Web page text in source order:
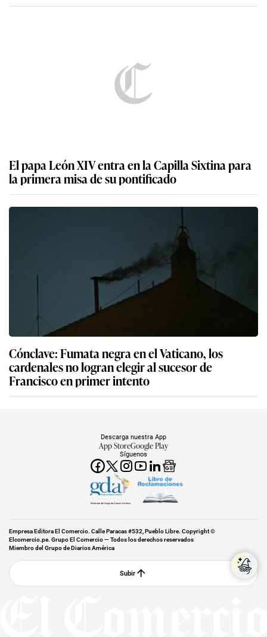
El papa León XIV entra en la Capilla Sixtina para
la primera misa de su pontificado
Cónclave: Fumata negra en el Vaticano, los
cardenales no logran elegir al sucesor de
Francisco en primer intento
Síguenos
Descarga nuestra App
App StoreGoogle Play
Miembro del Grupo de Diarios América
Empresa Editora El Comercio. Calle Paracas #532, Pueblo Libre. Copyright ©
Elcomercio.pe. Grupo El Comercio — Todos los derechos reservados
Miembro del Grupo de Diarios América
Subir